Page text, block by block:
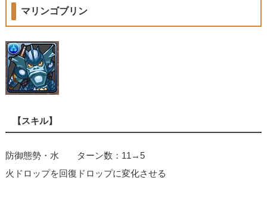
マリンゴブリン
【スキル】
防御態勢・水 ターン数：11→5
火ドロップを回復ドロップに変化させる